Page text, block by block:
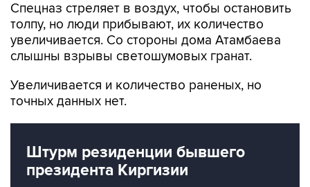
Спецназ стреляет в воздух, чтобы остановить
толпу, но люди прибывают, их количество
увеличивается. Со стороны дома Атамбаева
слышны взрывы светошумовых гранат.
Увеличивается и количество раненых, но
точных данных нет.
Штурм резиденции бывшего
президента Киргизии